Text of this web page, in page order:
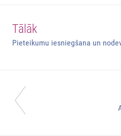
Tālāk
Pieteikumu iesniegšana un